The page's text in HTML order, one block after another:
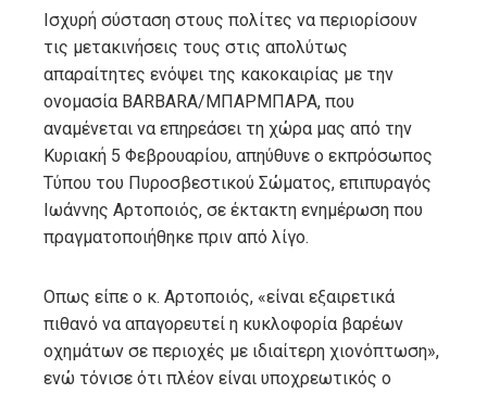
Ισχυρή σύσταση στους πολίτες να περιορίσουν
τις μετακινήσεις τους στις απολύτως
απαραίτητες ενόψει της κακοκαιρίας με την
ονομασία BARBARA/ΜΠΑΡΜΠΑΡΑ, που
αναμένεται να επηρεάσει τη χώρα μας από την
Κυριακή 5 Φεβρουαρίου, απηύθυνε ο εκπρόσωπος
Τύπου του Πυροσβεστικού Σώματος, επιπυραγός
Ιωάννης Αρτοποιός, σε έκτακτη ενημέρωση που
πραγματοποιήθηκε πριν από λίγο.
Οπως είπε ο κ. Αρτοποιός, «είναι εξαιρετικά
πιθανό να απαγορευτεί η κυκλοφορία βαρέων
οχημάτων σε περιοχές με ιδιαίτερη χιονόπτωση»,
ενώ τόνισε ότι πλέον είναι υποχρεωτικός ο